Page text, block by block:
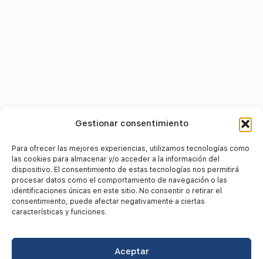
Gestionar consentimiento
Para ofrecer las mejores experiencias, utilizamos tecnologías como
las cookies para almacenar y/o acceder a la información del
dispositivo. El consentimiento de estas tecnologías nos permitirá
procesar datos como el comportamiento de navegación o las
identificaciones únicas en este sitio. No consentir o retirar el
consentimiento, puede afectar negativamente a ciertas
características y funciones.
Aceptar
© 2026 Campus Virtual Trainlang |RRI|TIC|Trainlang|Aviso
Condiciones del servicio|Política de cookies